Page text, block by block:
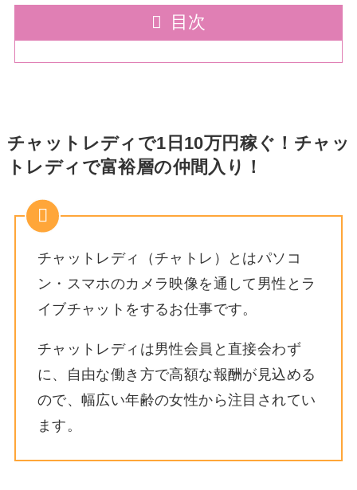
目次
チャットレディで1日10万円稼ぐ！チャッ
トレディで富裕層の仲間入り！
チャットレディ（チャトレ）とはパソコ
ン・スマホのカメラ映像を通して男性とラ
イブチャットをするお仕事です。
チャットレディは男性会員と直接会わず
に、自由な働き方で高額な報酬が見込める
ので、幅広い年齢の女性から注目されてい
ます。